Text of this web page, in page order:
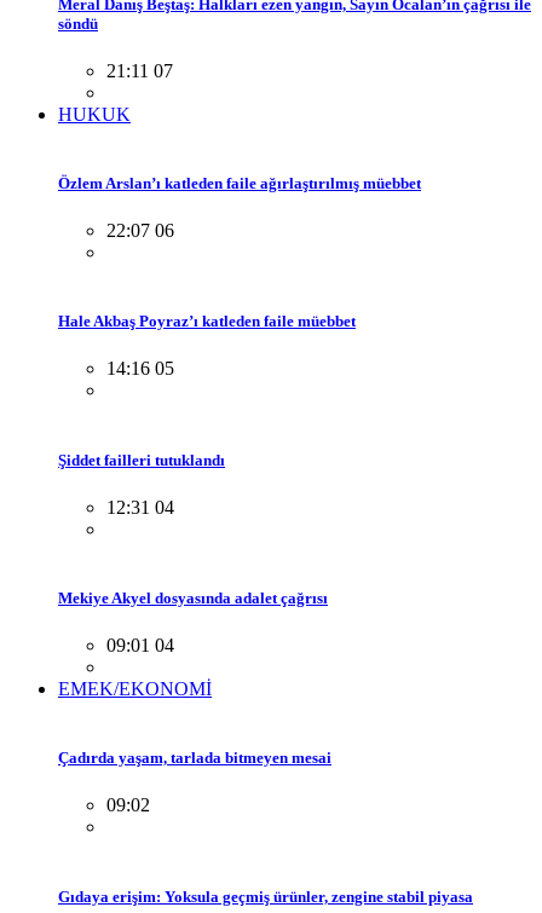
Meral Danış Beştaş: Halkları ezen yangın, Sayın Öcalan’ın çağrısı ile
söndü
21:11 07
HUKUK
Özlem Arslan’ı katleden faile ağırlaştırılmış müebbet
22:07 06
Hale Akbaş Poyraz’ı katleden faile müebbet
14:16 05
Şiddet failleri tutuklandı
12:31 04
Mekiye Akyel dosyasında adalet çağrısı
09:01 04
EMEK/EKONOMİ
Çadırda yaşam, tarlada bitmeyen mesai
09:02
Gıdaya erişim: Yoksula geçmiş ürünler, zengine stabil piyasa